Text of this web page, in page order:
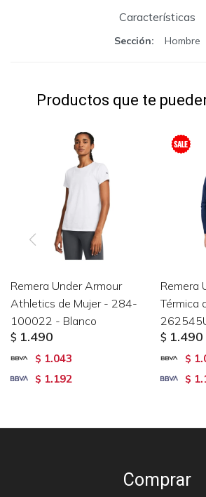
Características
Sección Hombre
Productos que te
Remera Under Armour
Athletics de Mujer - 284-
100022 - Blanco
$ 1.490
$ 1.043
$ 1.192
Remera
Térmica
$ 1.490
$
$
Comprar